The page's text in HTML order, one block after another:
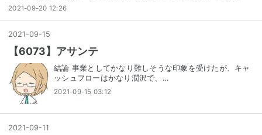
2021-09-20 12:26
2021 -09-15
【6073】アサンテ
結論 事業としてかなり難しそうな印象を受けたが、キャ
ッシュフローはかなり潤沢で、…
2021-09-15 03:12
2021 -09-11